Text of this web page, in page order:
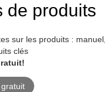
de produits
sur les produits :
clés